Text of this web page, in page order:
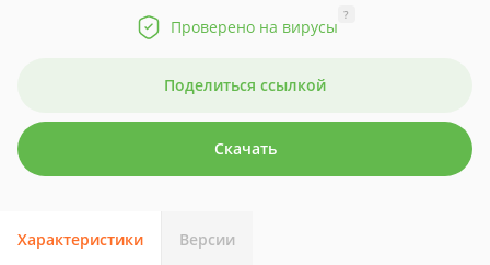
Проверено на вирусы
?
Поделиться ссылкой
Скачать
Характеристики Версии